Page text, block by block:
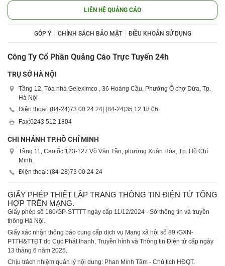
LIÊN HỆ QUẢNG CÁO
GÓP Ý CHÍNH SÁCH BẢO MẬT ĐIỀU KHOẢN SỬ DỤNG
Công Ty Cổ Phần Quảng Cáo Trực Tuyến 24h
TRỤ SỞ HÀ NỘI
Tầng 12, Tòa nhà Geleximco , 36 Hoàng Cầu, Phường Ô chợ Dừa, Tp.
Hà Nội
Điện thoại: (84-24)73 00 24 24 | (84-24)35 12 18 06
Fax:0243 512 1804
CHI NHÁNH TP.HỒ CHÍ MINH
Tầng 11, Cao ốc 123-127 Võ Văn Tần, phường Xuân Hòa, Tp. Hồ Chí
Minh.
Điện thoại: (84-28)73 00 24 24
GIẤY PHÉP THIẾT LẬP TRANG THÔNG TIN ĐIỆN TỬ TỔNG
HỢP TRÊN MẠNG.
Giấy phép số 180/GP-STTTT ngày cấp 11/12/2024 - Sở thông tin và truyền
thông Hà Nội.
Giấy xác nhận thông báo cung cấp dịch vụ Mạng xã hội số 89 /GXN-
PTTH&TTĐT do Cục Phát thanh, Truyền hình và Thông tin Điện tử cấp ngày
13 tháng 6 năm 2025.
Chịu trách nhiệm quản lý nội dung: Phan Minh Tâm - Chủ tịch HĐQT.